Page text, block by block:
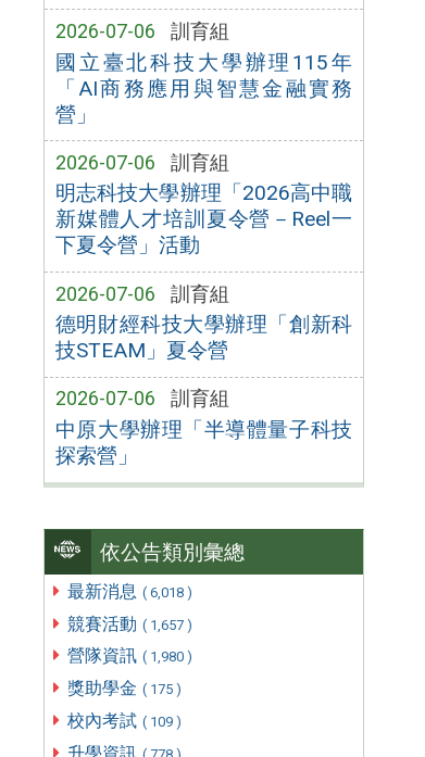
2026-07-06 訓育組
國立臺北科技大學辦理115年
「AI商務應用與智慧金融實務
營」
2026-07-06 訓育組
明志科技大學辦理「2026高中職
新媒體人才培訓夏令營－Reel一
下夏令營」活動
2026-07-06 訓育組
德明財經科技大學辦理「創新科
技STEAM」夏令營
2026-07-06 訓育組
中原大學辦理「半導體量子科技
探索營」
依公告類別彙總
最新消息 ( 6,018 )
競賽活動 ( 1,657 )
營隊資訊 ( 1,980 )
獎助學金 ( 175 )
校內考試 ( 109 )